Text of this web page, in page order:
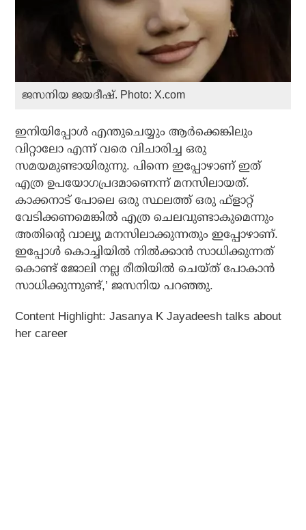
ജസനിയ ജയദീഷ്. Photo: X.com
ഇനിയിപ്പോള്‍ എന്തുചെയ്യും ആര്‍ക്കെങ്കിലും
വിറ്റാലോ എന്ന് വരെ വിചാരിച്ച ഒരു
സമയമുണ്ടായിരുന്നു. പിന്നെ ഇപ്പോഴാണ് ഇത്
എത്ര ഉപയോഗപ്രദമാണെന്ന് മനസിലായത്.
കാക്കനാട് പോലെ ഒരു സ്ഥലത്ത് ഒരു ഫ്‌ളാറ്റ്
വേടിക്കണമെങ്കില്‍ എത്ര ചെലവുണ്ടാകുമെന്നും
അതിന്റെ വാല്യൂ മനസിലാക്കുന്നതും ഇപ്പോഴാണ്.
ഇപ്പോള്‍ കൊച്ചിയില്‍ നില്‍ക്കാന്‍ സാധിക്കുന്നത്
കൊണ്ട് ജോലി നല്ല രീതിയില്‍ ചെയ്ത് പോകാന്‍
സാധിക്കുന്നുണ്ട്,’ ജസനിയ പറഞ്ഞു.
Content Highlight: Jasanya K Jayadeesh talks about
her career